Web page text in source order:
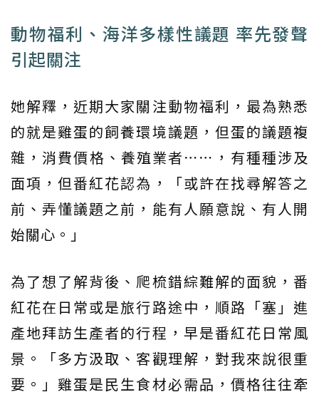
動物福利、海洋多樣性議題 率先發聲
引起關注
她解釋，近期大家關注動物福利，最為熟悉
的就是雞蛋的飼養環境議題，但蛋的議題複
雜，消費價格、養殖業者⋯⋯，有種種涉及
面項，但番紅花認為，「或許在找尋解答之
前、弄懂議題之前，能有人願意說、有人開
始關心。」
為了想了解背後、爬梳錯綜難解的面貌，番
紅花在日常或是旅行路途中，順路「塞」進
產地拜訪生產者的行程，早是番紅花日常風
景。「多方汲取、客觀理解，對我來說很重
要。」雞蛋是民生食材必需品，價格往往牽